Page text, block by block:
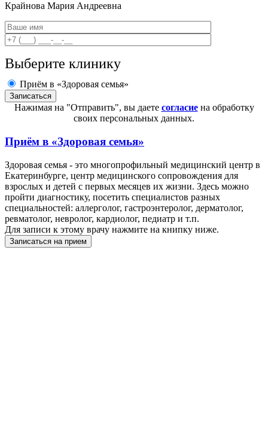
Крайнова Мария Андреевна
Выберите клинику
Приём в «Здоровая семья»
Нажимая на "Отправить", вы даете согласиена обработку
своих персональных данных.
Приём в «Здоровая семья»
Здоровая семья - это многопрофильный медицинский центр в
Екатеринбурге, центр медицинского сопровождения для
взрослых и детей с первых месяцев их жизни. Здесь можно
пройти диагностику, посетить специалистов разных
специальностей: аллерголог, гастроэнтеролог, дерматолог,
ревматолог, невролог, кардиолог, педиатр и т.п.
Для записи к этому врачу нажмите на книпку ниже.
Записаться на прием